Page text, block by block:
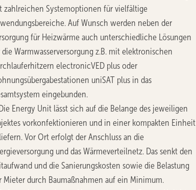
zahlreichen Systemoptionen für vielfältige
Auf Wunsch werden neben der
für Heizwärme auch unterschiedliche Lösungen
Warmwasserversorgung z.B. mit elektronischen
electronicVED plus oder
uniSAT plus in das
eingebunden.
Energy Unit lässt sich auf die Belange des jeweiligen
vorkonfektionieren und in einer kompakten Einheit
Vor Ort erfolgt der Anschluss an die
und das Wärmeverteilnetz. Das senkt den
und die Sanierungskosten sowie die Belastung
Mieter durch Baumaßnahmen auf ein Minimum.